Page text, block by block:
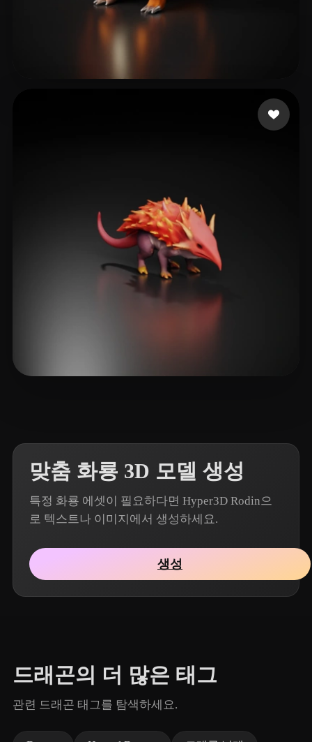
맞춤 화룡 3D 모델 생성
특정 화룡 에셋이 필요하다면 Hyper3D Rodin으
로 텍스트나 이미지에서 생성하세요.
생성
드래곤의 더 많은 태그
관련 드래곤 태그를 탐색하세요.